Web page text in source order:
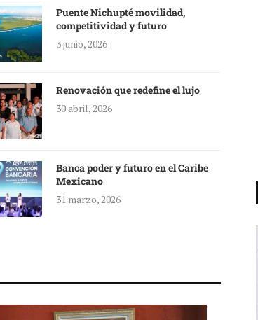
Puente Nichupté movilidad,
competitividad y futuro
3 junio, 2026
Renovación que redefine el lujo
30 abril, 2026
Banca poder y futuro en el Caribe
Mexicano
31 marzo, 2026